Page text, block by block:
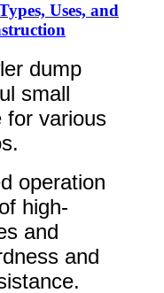
Uses, and
dump
small
for various
operation
high-
and
and